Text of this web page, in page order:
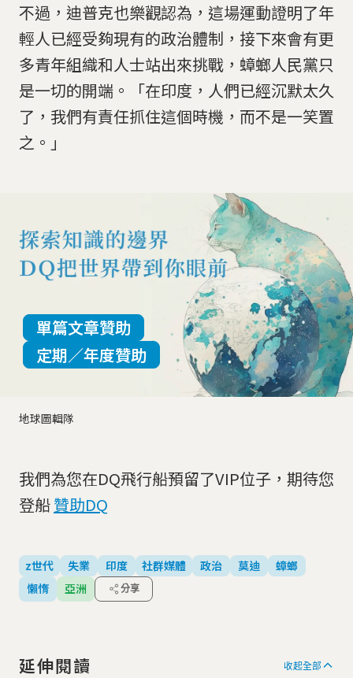
不過，迪普克也樂觀認為，這場運動證明了年
輕人已經受夠現有的政治體制，接下來會有更
多青年組織和人士站出來挑戰，蟑螂人民黨只
是一切的開端。「在印度，人們已經沉默太久
了，我們有責任抓住這個時機，而不是一笑置
之。」
地球圖輯隊
單篇文章贊助
定期／年度贊助
我們為您在DQ飛行船預留了VIP位子，期待您
登船贊助DQ
z世代 失業 印度 社群媒體 政治 莫迪
蟑螂
懶惰
亞洲 分享
延伸閱讀 收起全部